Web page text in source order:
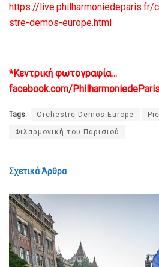
https://
stre-demos-europe.html
*Κεντρική φωτογραφία…
facebook.com/
Tags: Orchestre Demos Europe
Φιλαρμονική του Παρισιού
ΣχετικάΆρθρα